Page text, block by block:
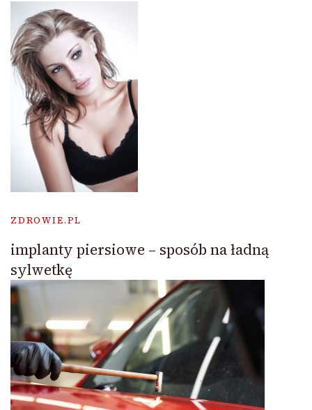
ZDROWIE.PL
implanty piersiowe – sposób na ładną
sylwetkę